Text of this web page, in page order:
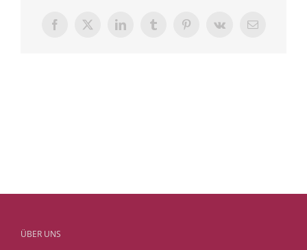
Facebook
X LinkedInTumblrPinterestVk
E-
ÜBER UNS